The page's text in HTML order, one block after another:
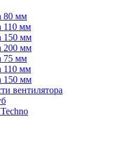
80 мм
110 мм
150 мм
200 мм
75 мм
110 мм
150 мм
вентилятора